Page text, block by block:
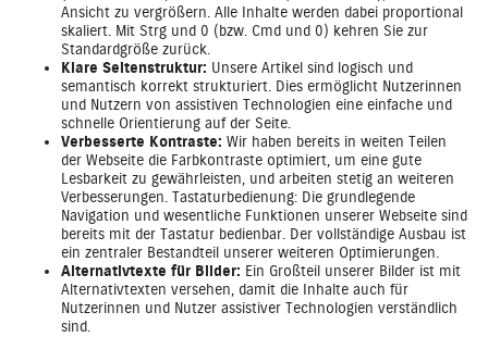
Ansicht zu vergrößern. Alle Inhalte werden dabei proportional
skaliert. Mit Strg und 0 (bzw. Cmd und 0) kehren Sie zur
Standardgröße zurück.
Klare Seitenstruktur: Unsere Artikel sind logisch und
semantisch korrekt strukturiert. Dies ermöglicht Nutzerinnen
und Nutzern von assistiven Technologien eine einfache und
schnelle Orientierung auf der Seite.
Verbesserte Kontraste: Wir haben bereits in weiten Teilen
der Webseite die Farbkontraste optimiert, um eine gute
Lesbarkeit zu gewährleisten, und arbeiten stetig an weiteren
Verbesserungen. Tastaturbedienung: Die grundlegende
Navigation und wesentliche Funktionen unserer Webseite sind
bereits mit der Tastatur bedienbar. Der vollständige Ausbau ist
ein zentraler Bestandteil unserer weiteren Optimierungen.
Alternativtexte für Bilder: Ein Großteil unserer Bilder ist mit
Alternativtexten versehen, damit die Inhalte auch für
Nutzerinnen und Nutzer assistiver Technologien verständlich
sind.